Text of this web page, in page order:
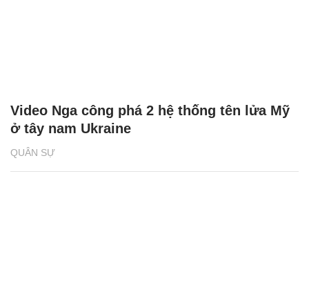
QUÂN SỰ
Video Nga công phá 2 hệ thống tên lửa Mỹ
ở tây nam Ukraine